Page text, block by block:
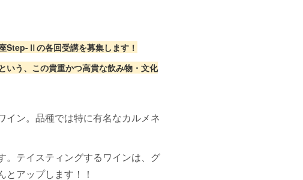
Step-Ⅱの各回受講を募集します！
いう、この貴重かつ高貴な飲み物・文化
イン。品種では特に有名なカルメネ
。テイスティングするワインは、グ
アップします！！